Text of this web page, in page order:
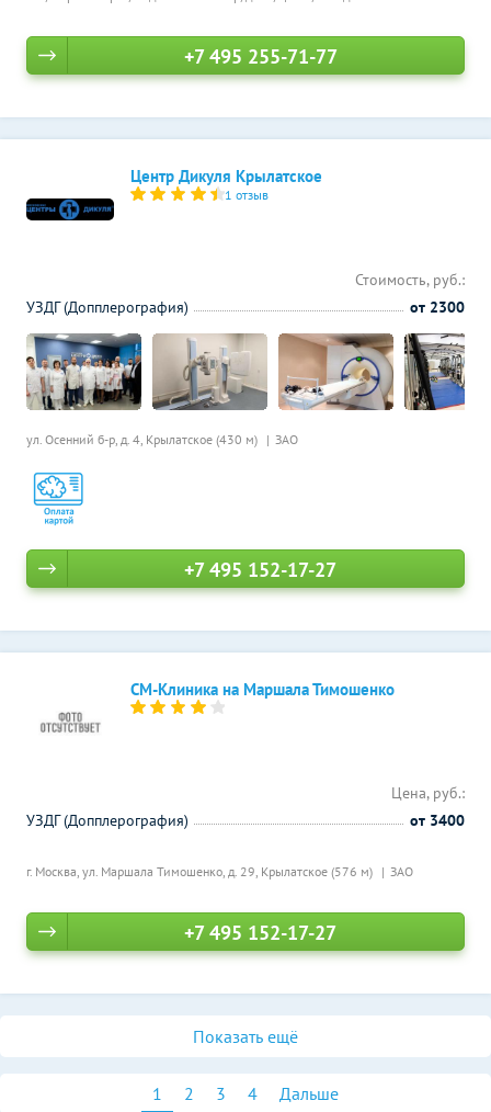
+7 495 255-71-77
Центр Дикуля Крылатское
1 отзыв
ул. Осенний б-р, д. 4, Крылатское (430 м) ЗАО
Стоимость, руб.:
УЗДГ (Допплерография)
от 2300
+7 495 152-17-27
СМ-Клиника на Маршала Тимошенко
г. Москва, ул. Маршала Тимошенко, д. 29, Крылатское (576 м) ЗАО
Цена, руб.:
УЗДГ (Допплерография)
от 3400
+7 495 152-17-27
Показать ещё
1 2 3 4 Дальше